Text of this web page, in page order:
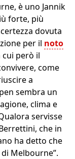
è uno Jannik
forte, più
dovuta
per il noto
cui però il
come
a
sembra un
clima e
servisse
che in
ha detto che
Melbourne”.